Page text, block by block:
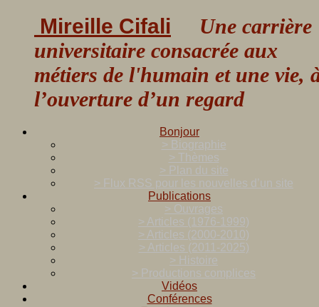
Mireille Cifali Une carrière
universitaire consacrée aux
métiers de l'humain et une vie,
l’ouverture d’un regard
Bonjour
> Biographie
> Thèmes
> Plan du site
> Flux RSS pour les nouvelles d’un site
Publications
> Ouvrages
> Articles (1976-1999)
> Articles (2000-2010)
> Articles (2011-2025)
> Histoire
> Productions complices
Vidéos
Conférences